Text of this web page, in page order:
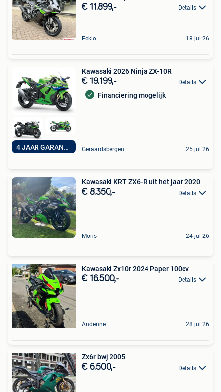
€ 11.899,- Details
Eeklo 18 jul 26
4 JAAR GARANTIE
Kawasaki 2026 Ninja ZX-10R
€ 19.199,- Details
Financiering mogelijk
Geraardsbergen 25 jul 26
Kawasaki KRT ZX6-R uit het jaar 2020
€ 8.350,- Details
Mons 24 jul 26
Kawasaki Zx10r 2024 Paper 100cv
€ 16.500,- Details
Andenne 28 jul 26
Zx6r bwj 2005
€ 6.500,- Details